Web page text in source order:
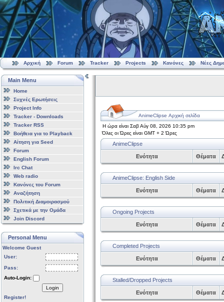
Αρχική Forum Tracker Projects Κανόνες Νέες
Main Menu
Home
Συχνές Ερωτήσεις
Project Info
Tracker - Downloads
Tracker RSS
Βοήθεια για το Playback
Αίτηση για Seed
Forum
English Forum
Irc Chat
Web radio
Κανόνες του Forum
Αναζήτηση
Πολιτική Διαμοιρασμού
Σχετικά με την Ομάδα
Join Discord
Personal Menu
Welcome Guest
User:
Pass:
Auto-Login:
Login
Register!
AnimeClipse Αρχική σελίδα
Η ώρα είναι Σαβ Αύγ 08, 2026 10:35 pm
Όλες οι Ώρες είναι GMT + 2 Ώρες
AnimeClipse
Ενότητα Θέματα
AnimeClipse: English Side
Ενότητα Θέματα
Ongoing Projects
Ενότητα Θέματα
Completed Projects
Ενότητα Θέματα
Stalled/Dropped Projects
Ενότητα Θέματα